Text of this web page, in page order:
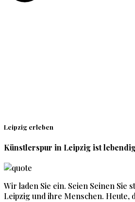
Leipzig erleben
Künstlerspur in Leipzigist
Wir laden Sie ein. Seien Seinen Sie
Leipzig und ihre Menschen. Heute,